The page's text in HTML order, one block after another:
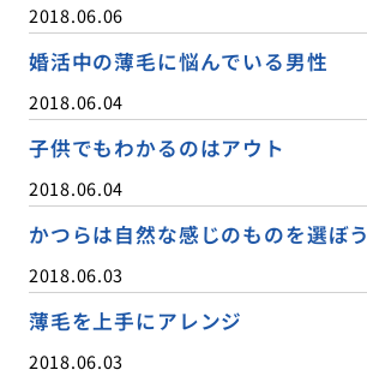
2018.06.06
婚活中の薄毛に悩んでいる男性
2018.06.04
子供でもわかるのはアウト
2018.06.04
かつらは自然な感じのものを選ぼう
2018.06.03
薄毛を上手にアレンジ
2018.06.03